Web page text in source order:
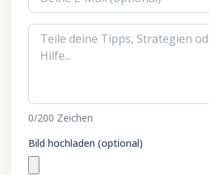
0/200 Zeichen
Bild hochladen (optional)